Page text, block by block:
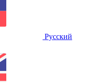
Русский